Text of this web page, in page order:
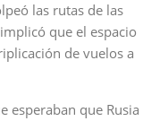
las rutas de las
que el espacio
de vuelos a
esperaban que Rusia